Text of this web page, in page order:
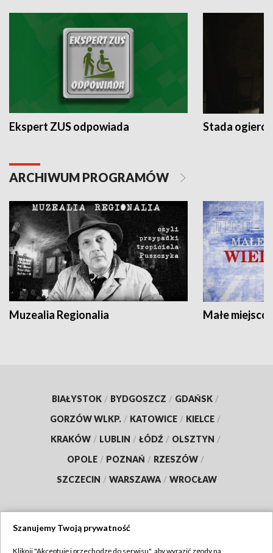
Ekspert ZUS odpowiada Stada
ARCHIWUM PROGRAMÓW
Muzealia Regionalia Małe
BIAŁYSTOK / BYDGOSZCZ / GDAŃSK /
GORZÓW WLKP. / KATOWICE / KIELCE /
KRAKÓW / LUBLIN / ŁÓDŹ / OLSZTYN /
OPOLE / POZNAŃ / RZESZÓW /
SZCZECIN / WARSZAWA / WROCŁAW
Szanujemy Twoją prywatność
Kliknij "Akceptuję i przechodzę do serwisu", aby wyrazić zgody na